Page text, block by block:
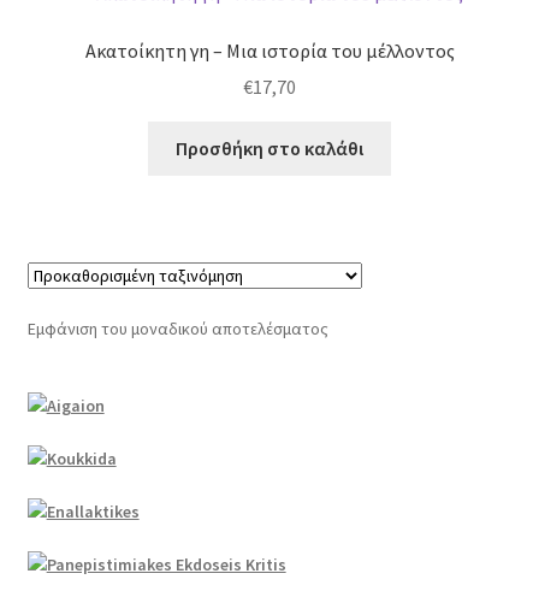
Ακατοίκητη γη – Μια ιστορία του μέλλοντος
€17,70
Προσθήκη στο καλάθι
Εμφάνιση του μοναδικού αποτελέσματος